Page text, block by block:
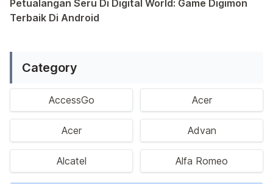
Petualangan Seru Di Digital World: Game Digimon
Terbaik Di Android
Category
AccessGo Acer
Acer Advan
Alcatel Alfa Romeo